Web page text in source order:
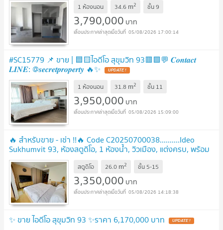
1 ห้องนอน 34.6 m2 ชั้น9
3,790,000 บาท
05/08/2026 17:00:14
#SC15779 📌 ขาย | 🟦🟨ไอดีโอ สุขุมวิท 93🟥🟩💬 𝑪𝒐𝒏𝒕𝒂𝒄𝒕
𝑳𝑰𝑵𝑬: @𝒔𝒆𝒄𝒓𝒆𝒕𝒑𝒓𝒐𝒑𝒆𝒓𝒕𝒚 🔥✨
1 ห้องนอน 31.8 m2 ชั้น 11
3,950,000 บาท
05/08/2026 15:09:00
🔥 สำหรับขาย - เช่า !!🔥 Code C20250700038..........Ideo
Sukhumvit 93, ห้องสตูดิโอ, 1 ห้องน้ำ, วิวเมือง, แต่งครบ, พร้อม
เข้าอยู่, ราคาพิเศษ!!📣📣
สตูดิโอ 26.0 m2 ชั้น 5-15
3,350,000 บาท
05/08/2026 14:18:38
✨ ขาย ไอดีโอ สุขุมวิท 93 ✨ราคา 6,170,000 บาท